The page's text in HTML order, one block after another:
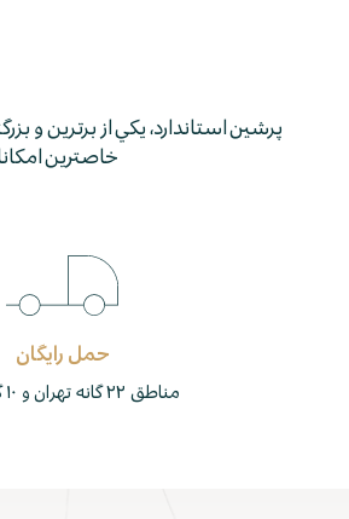
پرشين استاندارد، يكي از برترين و
خاصترين
حمل رایگان
مناطق ۲۲ گانه تهران و ۱۰ گانه کرج